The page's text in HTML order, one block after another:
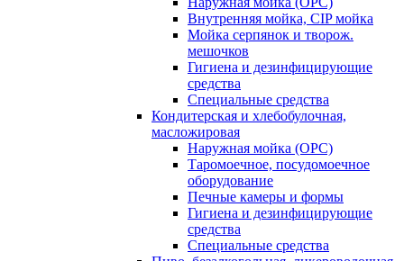
Внутренняя мойка, CIP мойка
Мойка серпянок и творож.
мешочков
Гигиена и дезинфицирующие
средства
Специальные средства
Кондитерская и хлебобулочная,
масложировая
Наружная мойка (ОРС)
Таромоечное, посудомоечное
оборудование
Печные камеры и формы
Гигиена и дезинфицирующие
средства
Специальные средства